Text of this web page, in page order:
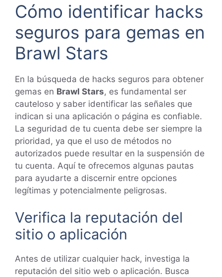
Cómo identificar hacks
seguros para gemas en
Brawl Stars
En la búsqueda de hacks seguros para obtener
gemas en Brawl Stars, es fundamental ser
cauteloso y saber identificar las señales que
indican si una aplicación o página es confiable.
La seguridad de tu cuenta debe ser siempre la
prioridad, ya que el uso de métodos no
autorizados puede resultar en la suspensión de
tu cuenta. Aquí te ofrecemos algunas pautas
para ayudarte a discernir entre opciones
legítimas y potencialmente peligrosas.
Verifica la reputación del
sitio o aplicación
Antes de utilizar cualquier hack, investiga la
reputación del sitio web o aplicación. Busca